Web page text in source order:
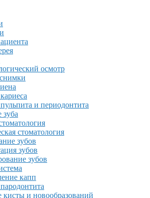
осмотр
и периодонтита
зуба
стоматология
зубов
зубов
зубов
капп
кисты и новообразований